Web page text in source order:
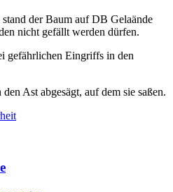
der Baum auf DB Gelaände
nicht gefällt werden dürfen.
gefährlichen Eingriffs in den
Ast abgesägt, auf dem sie saßen.